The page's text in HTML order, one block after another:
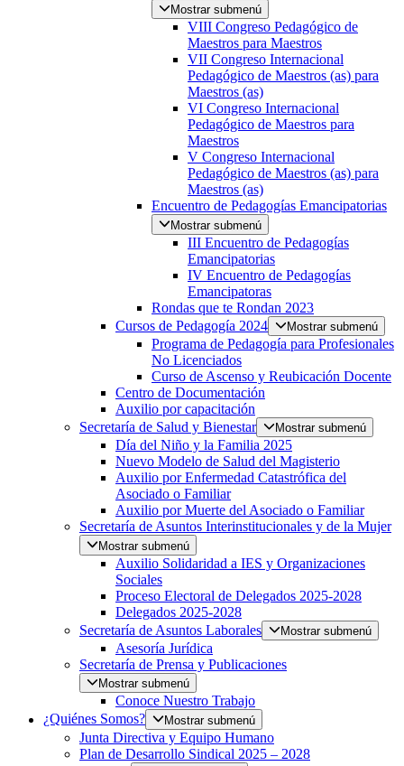
Mostrar submenú
VIII Congreso Pedagógico de
Maestros para Maestros
VII Congreso Internacional
Pedagógico de Maestros (as) para
Maestros (as)
VI Congreso Internacional
Pedagógico de Maestros para
Maestros
V Congreso Internacional
Pedagógico de Maestros (as) para
Maestros (as)
Encuentro de Pedagogías Emancipatorias
Mostrar submenú
III Encuentro de Pedagogías
Emancipatorias
IV Encuentro de Pedagogías
Emancipatoras
Rondas que te Rondan 2023
Cursos de Pedagogía 2024
Mostrar submenú
Programa de Pedagogía para Profesionales
No Licenciados
Curso de Ascenso y Reubicación Docente
Centro de Documentación
Auxilio por capacitación
Secretaría de Salud y Bienestar
Mostrar submenú
Día del Niño y la Familia 2025
Nuevo Modelo de Salud del Magisterio
Auxilio por Enfermedad Catastrófica del
Asociado o Familiar
Auxilio por Muerte del Asociado o Familiar
Secretaría de Asuntos Interinstitucionales y de la Mujer
Mostrar submenú
Auxilio Solidaridad a IES y Organizaciones
Sociales
Proceso Electoral de Delegados 2025-2028
Delegados 2025-2028
Secretaría de Asuntos Laborales
Mostrar submenú
Asesoría Jurídica
Secretaría de Prensa y Publicaciones
Mostrar submenú
Conoce Nuestro Trabajo
¿Quiénes Somos?
Mostrar submenú
Junta Directiva y Equipo Humano
Plan de Desarrollo Sindical 2025 – 2028